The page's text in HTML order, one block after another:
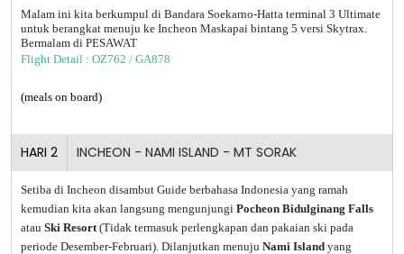
Malam ini kita berkumpul di Bandara Soekarno-Hatta terminal 3 Ultimate
untuk berangkat menuju ke Incheon Maskapai bintang 5 versi Skytrax.
Bermalam di PESAWAT
Flight Detail : OZ762 / GA878
(meals on board)
HARI 2 INCHEON - NAMI ISLAND - MT SORAK
Setiba di Incheon disambut Guide berbahasa Indonesia yang ramah
kemudian kita akan langsung mengunjungi Pocheon Bidulginang Falls
atau Ski Resort (Tidak termasuk perlengkapan dan pakaian ski pada
periode Desember-Februari). Dilanjutkan menuju Nami Island yang